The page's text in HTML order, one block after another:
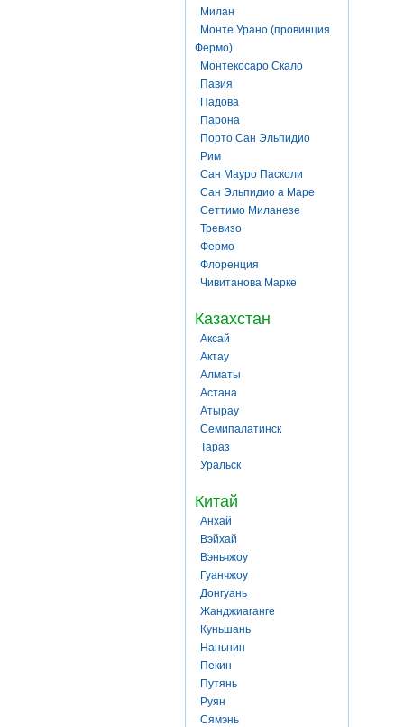
Милан
Монте Урано (провинция
Фермо)
Монтекосаро Скало
Павия
Падова
Парона
Порто Сан Эльпидио
Рим
Сан Мауро Пасколи
Сан Эльпидио а Маре
Сеттимо Миланезе
Тревизо
Фермо
Флоренция
Чивитанова Марке
Казахстан
Аксай
Актау
Алматы
Астана
Атырау
Семипалатинск
Тараз
Уральск
Китай
Анхай
Вэйхай
Вэньчжоу
Гуанчжоу
Донгуань
Жанджиаганге
Куньшань
Наньнин
Пекин
Путянь
Руян
Сямэнь